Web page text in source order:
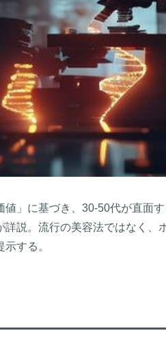
値」に基づき、30-50代が直面
説。流行の美容法ではなく、
する。